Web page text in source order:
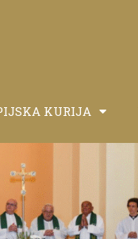
KURIJA